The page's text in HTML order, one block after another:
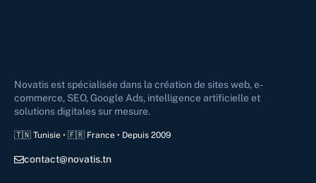
Novatis est spécialisée dans la création de sites web, e-
commerce, SEO, Google Ads, intelligence artificielle et
solutions digitales sur mesure.
🇹🇳 Tunisie • 🇫🇷 France • Depuis 2009
contact@novatis.tn